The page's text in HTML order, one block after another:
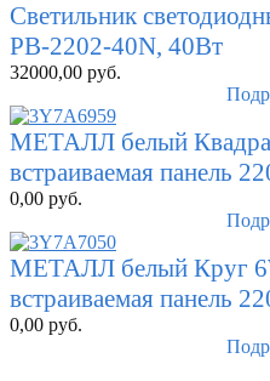
Светильник
PB-2202-40N, 40Вт
32000,00 руб.
МЕТАЛЛ белый
встраиваемая панель
0,00 руб.
МЕТАЛЛ белый Круг
встраиваемая панель
0,00 руб.